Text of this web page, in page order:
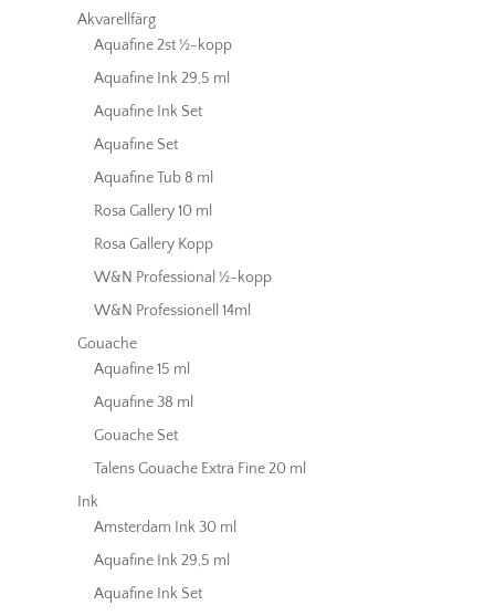
Akvarellfärg
Aquafine 2st ½-kopp
Aquafine Ink 29,5 ml
Aquafine Ink Set
Aquafine Set
Aquafine Tub 8 ml
Rosa Gallery 10 ml
Rosa Gallery Kopp
W&N Professional ½-kopp
W&N Professionell 14ml
Gouache
Aquafine 15 ml
Aquafine 38 ml
Gouache Set
Talens Gouache Extra Fine 20 ml
Ink
Amsterdam Ink 30 ml
Aquafine Ink 29,5 ml
Aquafine Ink Set